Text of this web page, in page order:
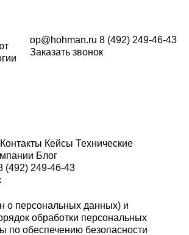
op@hohman.ru 8 (492) 249-46-43
Заказать звонок
Контакты Кейсы Технические
Блог
(492) 249-46-43
В ОТНОШЕНИИ
обработки персональных
в соответствии с
закона от
о персональных данных) и
обработки персональных
по обеспечению безопасности